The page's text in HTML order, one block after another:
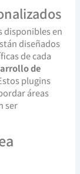
disponibles en
diseñados
de cada
de
plugins
áreas
ser